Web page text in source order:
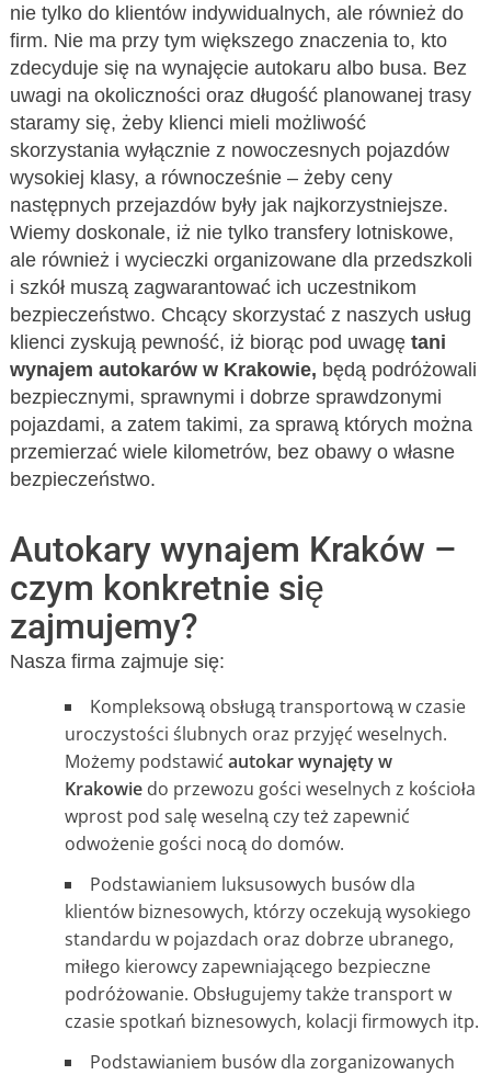
nie tylko do klientów indywidualnych, ale również do
firm. Nie ma przy tym większego znaczenia to, kto
zdecyduje się na wynajęcie autokaru albo busa. Bez
uwagi na okoliczności oraz długość planowanej trasy
staramy się, żeby klienci mieli możliwość
skorzystania wyłącznie z nowoczesnych pojazdów
wysokiej klasy, a równocześnie – żeby ceny
następnych przejazdów były jak najkorzystniejsze.
Wiemy doskonale, iż nie tylko transfery lotniskowe,
ale również i wycieczki organizowane dla przedszkoli
i szkół muszą zagwarantować ich uczestnikom
bezpieczeństwo. Chcący skorzystać z naszych usług
klienci zyskują pewność, iż biorąc pod uwagętani
wynajem autokarów w Krakowie, będą podróżowali
bezpiecznymi, sprawnymi i dobrze sprawdzonymi
pojazdami, a zatem takimi, za sprawą których można
przemierzać wiele kilometrów, bez obawy o własne
bezpieczeństwo.
Autokary wynajem Kraków –
czym konkretnie się
zajmujemy?
Nasza firma zajmuje się:
Kompleksową obsługą transportową w czasie
uroczystości ślubnych oraz przyjęć weselnych.
Możemy podstawićautokar wynajęty w
Krakowie do przewozu gości weselnych z kościoła
wprost pod salę weselną czy też zapewnić
odwożenie gości nocą do domów.
Podstawianiem luksusowych busów dla
klientów biznesowych, którzy oczekują wysokiego
standardu w pojazdach oraz dobrze ubranego,
miłego kierowcy zapewniającego bezpieczne
podróżowanie. Obsługujemy także transport w
czasie spotkań biznesowych, kolacji firmowych itp.
Podstawianiem busów dla zorganizowanych